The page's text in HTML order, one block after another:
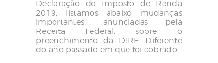
Declaração do Imposto de Renda
2019, listamos abaixo mudanças
importantes, anunciadas pela
Receita Federal, sobre o
preenchimento da DIRF. Diferente
do ano passado em que foi cobrado…